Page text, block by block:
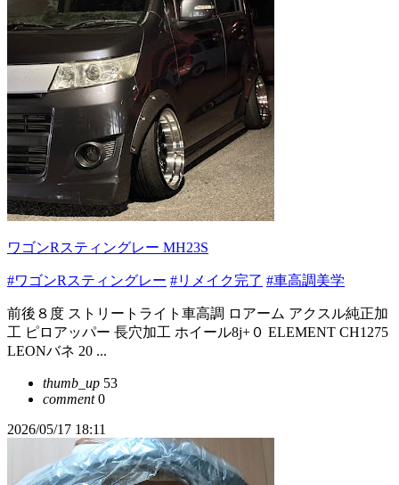
ワゴンRスティングレー MH23S
#ワゴンRスティングレー #リメイク完了 #車高調美学
前後８度 ストリートライト車高調 ロアーム アクスル純正加
工 ピロアッパー 長穴加工 ホイール8j+０ ELEMENT CH1275
LEONバネ 20 ...
thumb_up 53
comment0
2026/05/17 18:11